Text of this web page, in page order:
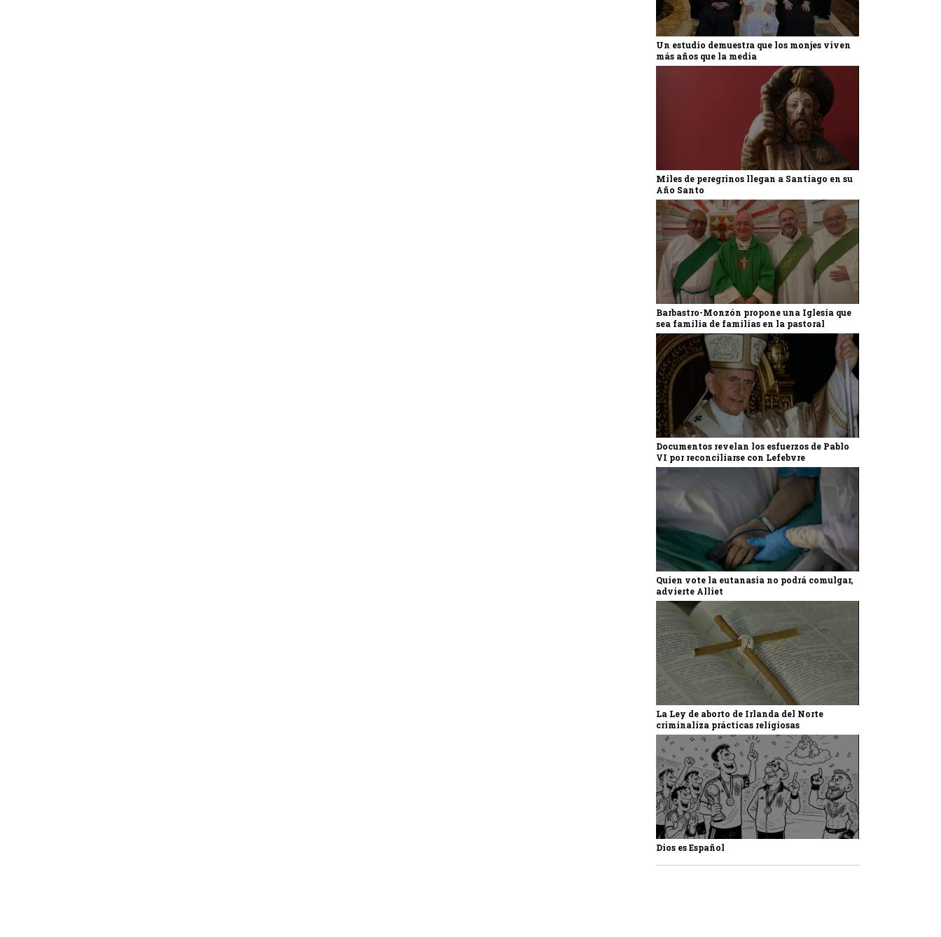
Un estudio demuestra que los monjes viven
más años que la media
Miles de peregrinos llegan a Santiago en su
Año Santo
Barbastro-Monzón propone una Iglesia que
sea familia de familias en la pastoral
Documentos revelan los esfuerzos de Pablo
VI por reconciliarse con Lefebvre
Quien vote la eutanasia no podrá comulgar,
advierte Alliet
La Ley de aborto de Irlanda del Norte
criminaliza prácticas religiosas
Dios es Español